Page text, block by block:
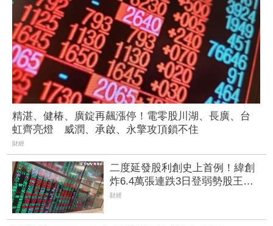
精湛、健椿、廣錠再飆漲停！電零股川湖、長廣、台
虹齊亮燈 威潤、承啟、永擎攻頂鎖不住
財經
二度延發股利創史上首例！緯創
炸6.4萬張連跌3日登弱勢股王
金管會要求集保、證交所了解
財經